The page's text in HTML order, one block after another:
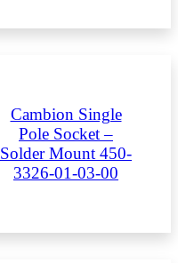
Cambion Single
Pole Socket –
Solder Mount 450-
3326-01-03-00